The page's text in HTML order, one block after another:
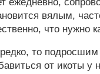
ежедневно,
вялым,
что нужно
то
от икоты